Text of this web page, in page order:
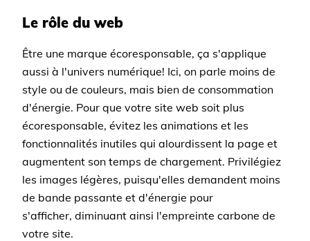
Le rôle du web
Être une marque écoresponsable, ça s'applique
aussi à l'univers numérique! Ici, on parle moins de
style ou de couleurs, mais bien de consommation
d'énergie. Pour que votre site web soit plus
écoresponsable, évitez les animations et les
fonctionnalités inutiles qui alourdissent la page et
augmentent son temps de chargement. Privilégiez
les images légères, puisqu'elles demandent moins
de bande passante et d'énergie pour
s'afficher, diminuant ainsi l'empreinte carbone de
votre site.